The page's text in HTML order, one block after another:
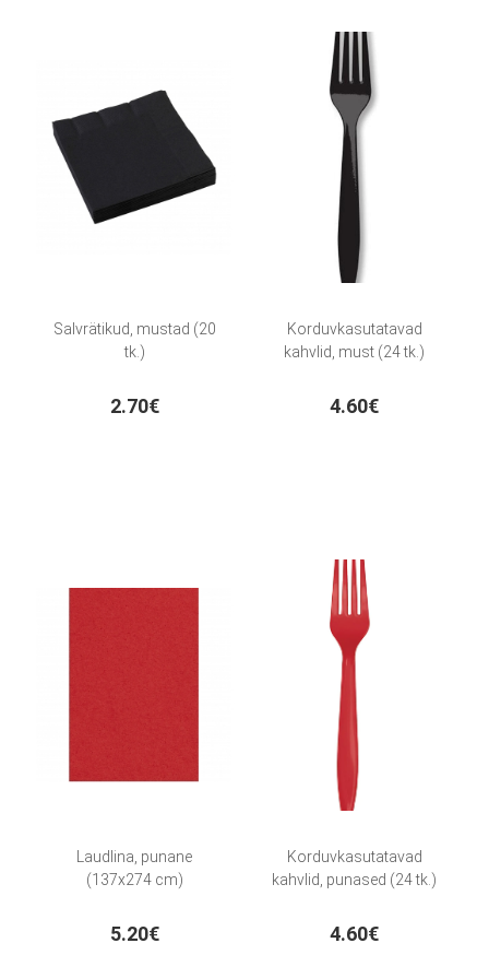
Salvrätikud, mustad (20
tk.)
2.70€
Korduvkasutatavad
kahvlid, must (24 tk.)
4.60€
Laudlina, punane
(137x274 cm)
5.20€
Korduvkasutatavad
kahvlid, punased (24 tk.)
4.60€